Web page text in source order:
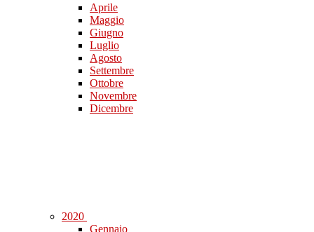
Aprile
Maggio
Giugno
Luglio
Agosto
Settembre
Ottobre
Novembre
Dicembre
2020
Gennaio